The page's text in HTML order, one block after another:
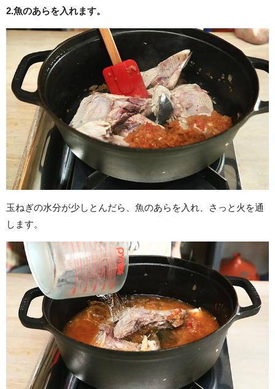
2.魚のあらを入れます。
玉ねぎの水分が少しとんだら、魚のあらを入れ、さっと火を通
します。